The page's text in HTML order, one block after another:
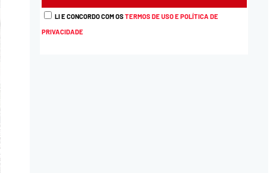
LI E CONCORDO COM OSTERMOS DE USO E POLÍTICA DE
PRIVACIDADE